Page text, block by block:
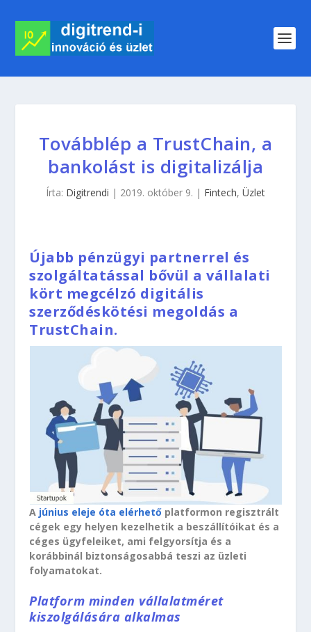
Továbblép a TrustChain, a
bankolást is digitalizálja
Írta: Digitrendi | 2019. október 9. | Fintech, Üzlet
Újabb pénzügyi partnerrel és
szolgáltatással bővül a vállalati
kört megcélzó digitális
szerződéskötési megoldás a
TrustChain.
A június eleje óta elérhető platformon regisztrált
cégek egy helyen kezelhetik a beszállítóikat és a
céges ügyfeleiket, ami felgyorsítja és a
korábbinál biztonságosabbá teszi az üzleti
folyamatokat.
Platform minden vállalatméret
kiszolgálására alkalmas